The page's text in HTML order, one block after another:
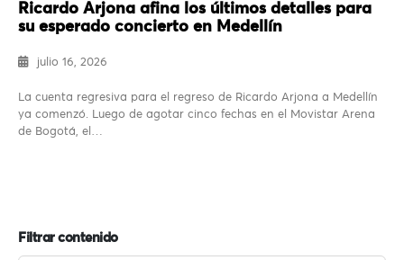
Ricardo Arjona afina los últimos detalles para
su esperado concierto en Medellín
julio 16, 2026
La cuenta regresiva para el regreso de Ricardo Arjona a Medellín
ya comenzó. Luego de agotar cinco fechas en el Movistar Arena
de Bogotá, el…
Filtrar contenido